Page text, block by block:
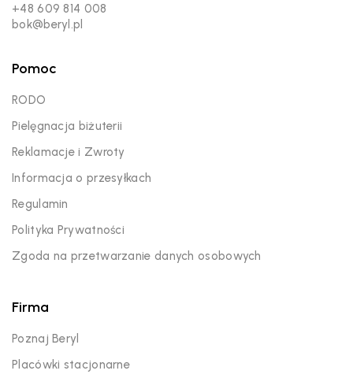
+48 609 814 008
bok@beryl.pl
Pomoc
RODO
Pielęgnacja biżuterii
Reklamacje i Zwroty
Informacja o przesyłkach
Regulamin
Polityka Prywatności
Zgoda na przetwarzanie danych osobowych
Firma
Poznaj Beryl
Placówki stacjonarne